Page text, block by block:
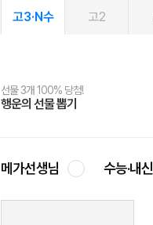
고3·N수 고2
선물 3개 100% 당첨!
행운의 선물 뽑기
선물 100% 증정!
메가스터디 X 올리브
2027 러셀 단과
강사 공개선발
스마트러닝앱
설문 EVENT
메가패스
3일 무료 체험권
메가패스 수강생 무료혜택!
메가클럽 멤버십
사회공헌 캠페인
희망이룸 메가나눔
메가선생님 수능·내신